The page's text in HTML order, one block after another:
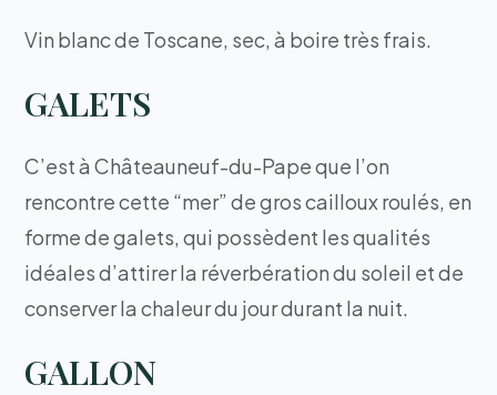
Vin blanc de Toscane, sec, à boire très frais.
GALETS
C’est à Châteauneuf-du-Pape que l’on
rencontre cette “mer” de gros cailloux roulés, en
forme de galets, qui possèdent les qualités
idéales d’attirer la réverbération du soleil et de
conserver la chaleur du jour durant la nuit.
GALLON